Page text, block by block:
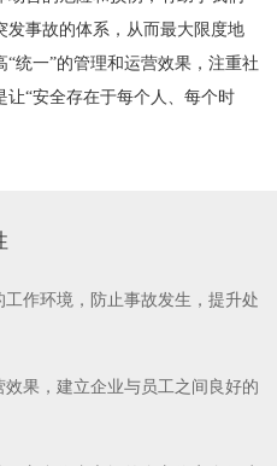
发事故的体系，从而最大限度地
统一”的管理和运营效果，注重社
“安全存在于每个人、每个时
作环境，防止事故发生，提升处
果，建立企业与员工之间良好的